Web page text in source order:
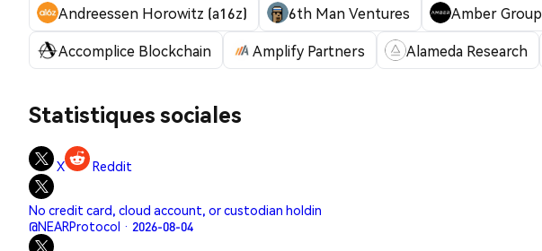
Andreessen Horowitz (a16z) 6th Man Ventures Amber Group
Accomplice Blockchain
Amplify Partners Alameda Research
Statistiques sociales
X Reddit
No credit card, cloud account, or custodian holdin
@NEARProtocol · 2026-08-04